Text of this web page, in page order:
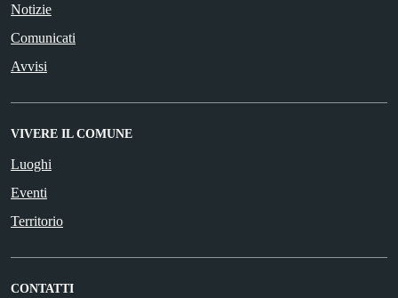
Notizie
Comunicati
Avvisi
VIVERE IL COMUNE
Luoghi
Eventi
Territorio
CONTATTI